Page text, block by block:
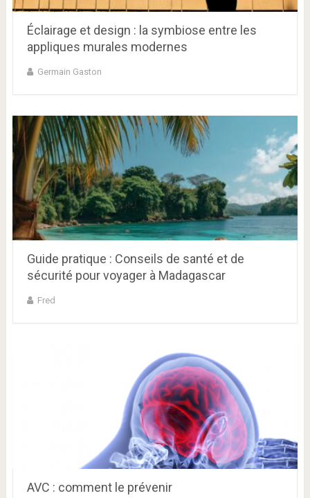
Éclairage et design : la symbiose entre les
appliques murales modernes
Germain Gaston
Guide pratique : Conseils de santé et de
sécurité pour voyager à Madagascar
Fred
AVC : comment le prévenir